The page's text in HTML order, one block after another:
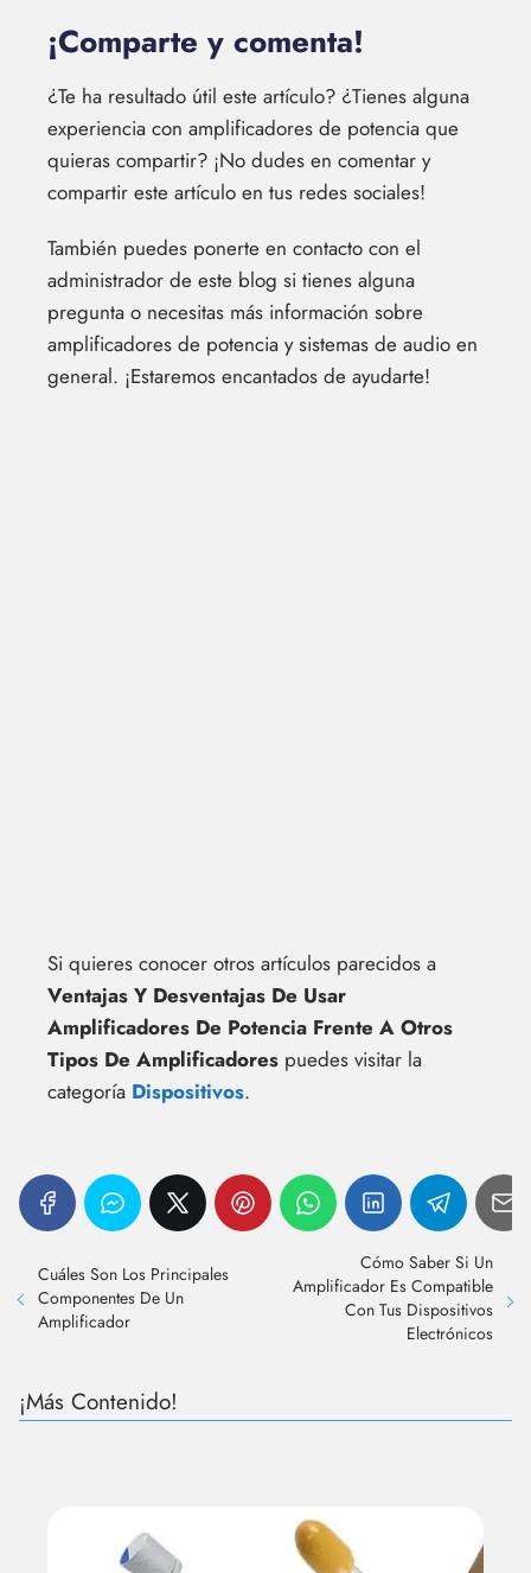
¡Comparte y comenta!
¿Te ha resultado útil este artículo? ¿Tienes alguna
experiencia con amplificadores de potencia que
quieras compartir? ¡No dudes en comentar y
compartir este artículo en tus redes sociales!
También puedes ponerte en contacto con el
administrador de este blog si tienes alguna
pregunta o necesitas más información sobre
amplificadores de potencia y sistemas de audio en
general. ¡Estaremos encantados de ayudarte!
Si quieres conocer otros artículos parecidos a
Ventajas Y Desventajas De Usar
Amplificadores De Potencia Frente A Otros
Tipos De Amplificadores puedes visitar la
categoría Dispositivos.
Cuáles Son Los Principales
Componentes De Un
Amplificador
Cómo Saber Si Un
Amplificador Es Compatible
Con Tus Dispositivos
Electrónicos
¡Más Contenido!